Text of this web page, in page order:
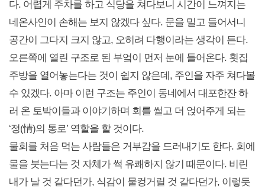
다. 어렵게 주차를 하고 식당을 쳐다보니 시간이 느껴지는
네온사인이 손해는 보지 않겠다 싶다. 문을 밀고 들어서니
공간이 그다지 크지 않고, 오히려 다행이라는 생각이 든다.
오른쪽에 열린 구조로 된 부엌이 먼저 눈에 들어온다. 횟집
주방을 열어놓는다는 것이 쉽지 않은데, 주인을 자주 쳐다볼
수 있겠다. 아마 이런 구조는 주인이 동네에서 대포한잔 하
러 온 토박이들과 이야기하며 회를 썰고 더 얹어주게 되는
‘정(情)의 통로’ 역할을 할 것이다.
물회를 처음 먹는 사람들은 거부감을 드러내기도 한다. 회에
물을 붓는다는 것 자체가 썩 유쾌하지 않기 때문이다. 비린
내가 날 것 같다던가, 식감이 물컹거릴 것 같다던가, 이렇듯